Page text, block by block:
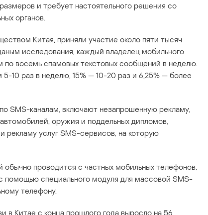
и требует настоятельного решения со
органов.
Китая, приняли участие около пяти тысяч
исследования, каждый владелец мобильного
по восемь спамовых текстовых сообщений в неделю.
10 раз в неделю, 15% — 10-20 раз и 6,25% — более
SMS-каналам, включают незапрошенную рекламу,
оружия и поддельных дипломов,
рекламу услуг SMS-сервисов, на которую
проводится с частных мобильных телефонов,
помощью специального модуля для массовой SMS-
телефону.
в Китае с конца прошлого года выросло на 56